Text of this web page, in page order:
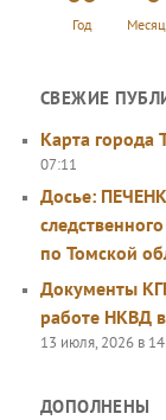
Год
СВЕЖИЕ
Карта города
07:11
Досье:
по Томской
Документы
работе НКВД
13 июля, 2026 в
ДОПОЛНЕНЫ